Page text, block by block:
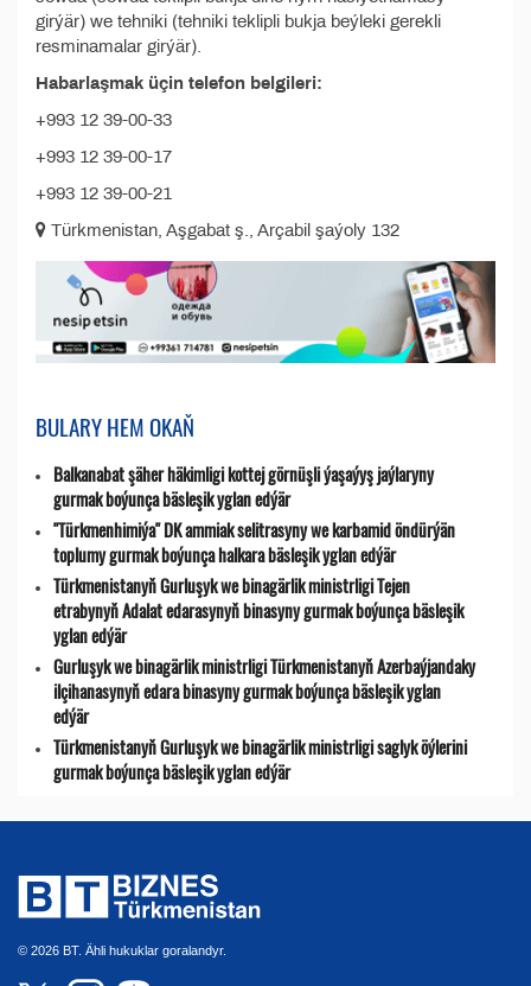
girýär) we tehniki (tehniki teklipli bukja beýleki gerekli
resminamalar girýär).
Habarlaşmak üçin telefon belgileri:
+993 12 39-00-33
+993 12 39-00-17
+993 12 39-00-21
Türkmenistan, Aşgabat ş., Arçabil şaýoly 132
BULARY HEM OKAŇ
Balkanabat şäher häkimligi kottej görnüşli ýaşaýyş jaýlaryny
gurmak boýunça bäsleşik yglan edýär
"Türkmenhimiýa" DK ammiak selitrasyny we karbamid öndürýän
toplumy gurmak boýunça halkara bäsleşik yglan edýär
Türkmenistanyň Gurluşyk we binagärlik ministrligi Tejen
etrabynyň Adalat edarasynyň binasyny gurmak boýunça bäsleşik
yglan edýär
Gurluşyk we binagärlik ministrligi Türkmenistanyň Azerbaýjandaky
ilçihanasynyň edara binasyny gurmak boýunça bäsleşik yglan
edýär
Türkmenistanyň Gurluşyk we binagärlik ministrligi saglyk öýlerini
gurmak boýunça bäsleşik yglan edýär
© 2026 BT. Ähli hukuklar goralandyr.